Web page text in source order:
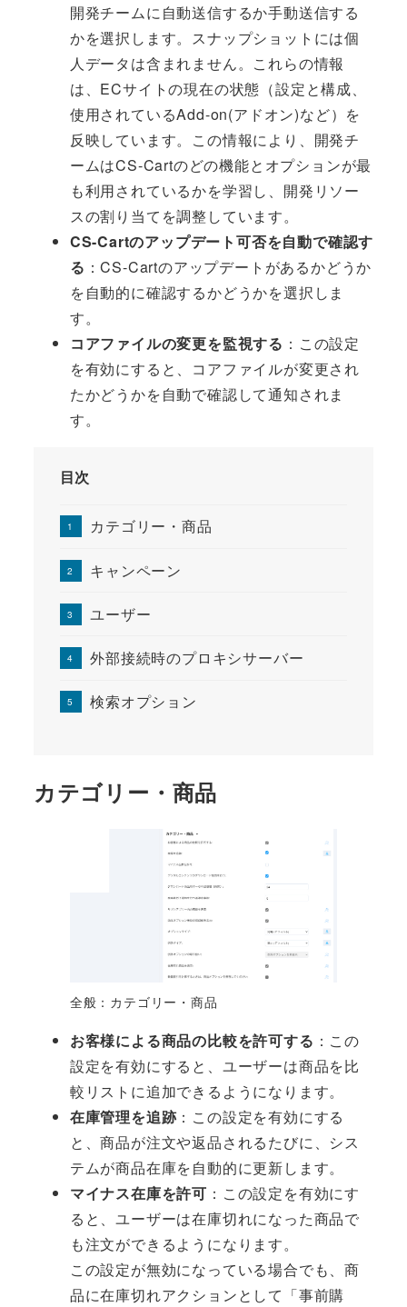
開発チームに自動送信するか手動送信する
かを選択します。スナップショットには個
人データは含まれません。これらの情報
は、ECサイトの現在の状態（設定と構成、
使用されているAdd-on(アドオン)など）を
反映しています。この情報により、開発チ
ームはCS-Cartのどの機能とオプションが最
も利用されているかを学習し、開発リソー
スの割り当てを調整しています。
CS-Cartのアップデート可否を自動で確認す
る ：CS-Cartのアップデートがあるかどうか
を自動的に確認するかどうかを選択しま
す。
コアファイルの変更を監視する ：この設定
を有効にすると、コアファイルが変更され
たかどうかを自動で確認して通知されま
す。
目次
カテゴリー・商品
キャンペーン
ユーザー
外部接続時のプロキシサーバー
検索オプション
カテゴリー・商品
全般：カテゴリー・商品
お客様による商品の比較を許可する ：この
設定を有効にすると、ユーザーは商品を比
較リストに追加できるようになります。
在庫管理を追跡：この設定を有効にする
と、商品が注文や返品されるたびに、シス
テムが商品在庫を自動的に更新します。
マイナス在庫を許可 ：この設定を有効にす
ると、ユーザーは在庫切れになった商品で
も注文ができるようになります。
この設定が無効になっている場合でも、商
品に在庫切れアクションとして「事前購